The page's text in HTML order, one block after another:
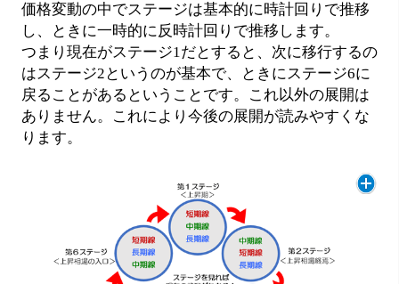
価格変動の中でステージは基本的に時計回りで推移
し、ときに一時的に反時計回りで推移します。
つまり現在がステージ1だとすると、次に移行するの
はステージ2というのが基本で、ときにステージ6に
戻ることがあるということです。これ以外の展開は
ありません。これにより今後の展開が読みやすくな
ります。